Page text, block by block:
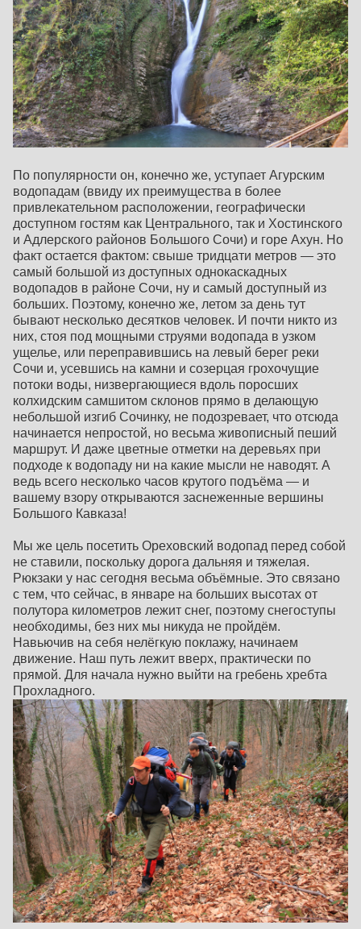
По популярности он, конечно же, уступает Агурским
водопадам (ввиду их преимущества в более
привлекательном расположении, географически
доступном гостям как Центрального, так и Хостинского
и Адлерского районов Большого Сочи) и горе Ахун. Но
факт остается фактом: свыше тридцати метров — это
самый большой из доступных однокаскадных
водопадов в районе Сочи, ну и самый доступный из
больших. Поэтому, конечно же, летом за день тут
бывают несколько десятков человек. И почти никто из
них, стоя под мощными струями водопада в узком
ущелье, или переправившись на левый берег реки
Сочи и, усевшись на камни и созерцая грохочущие
потоки воды, низвергающиеся вдоль поросших
колхидским самшитом склонов прямо в делающую
небольшой изгиб Сочинку, не подозревает, что отсюда
начинается непростой, но весьма живописный пеший
маршрут. И даже цветные отметки на деревьях при
подходе к водопаду ни на какие мысли не наводят. А
ведь всего несколько часов крутого подъёма — и
вашему взору открываются заснеженные вершины
Большого Кавказа!
Мы же цель посетить Ореховский водопад перед собой
не ставили, поскольку дорога дальняя и тяжелая.
Рюкзаки у нас сегодня весьма объёмные. Это связано
с тем, что сейчас, в январе на больших высотах от
полутора километров лежит снег, поэтому снегоступы
необходимы, без них мы никуда не пройдём.
Навьючив на себя нелёгкую поклажу, начинаем
движение. Наш путь лежит вверх, практически по
прямой. Для начала нужно выйти на гребень хребта
Прохладного.